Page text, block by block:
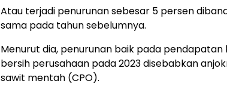
Atau terjadi penurunan sebesar 5 persen
sama pada tahun sebelumnya.
Menurut dia, penurunan baik pada
bersih perusahaan pada 2023 disebabkan
sawit mentah (CPO).